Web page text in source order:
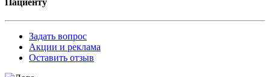
Задать вопрос
Акции и реклама
Оставить отзыв